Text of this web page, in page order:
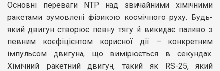
Основні переваги NTP над звичайними хімічними
ракетами зумовлені фізикою космічного руху. Будь-
який двигун створює певну тягу й викидає паливо з
певним коефіцієнтом корисної дії – конкретним
імпульсом двигуна, що вимірюється в секундах.
Хімічний ракетний двигун, такий як RS-25, який